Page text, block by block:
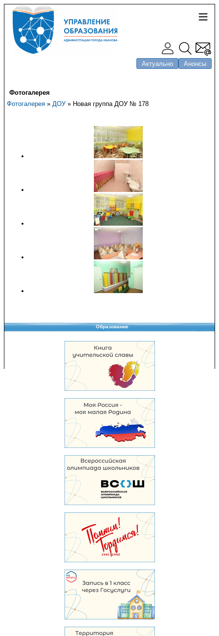
Актуально Анонсы
Фотогалерея
Фотогалерея » ДОУ» Новая группа ДОУ № 178
Образование
Copyright © 2008-2026 Управление образования
Перепечатка и использование материалов возможны только с разрешения
Управления образования.
103,968,840 уникальных посетителей